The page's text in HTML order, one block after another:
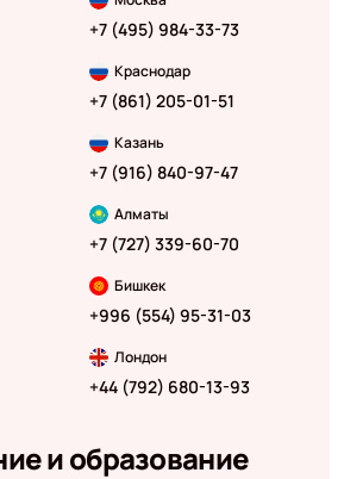
+7 (495) 984-33-73
Краснодар
+7 (861) 205-01-51
Казань
+7 (916) 840-97-47
Алматы
+7 (727) 339-60-70
Бишкек
+996 (554) 95-31-03
Лондон
+44 (792) 680-13-93
и образование